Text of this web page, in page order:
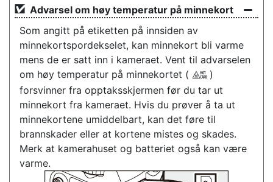
Advarsel om høy temperatur på minnekort
Som angitt på etiketten på innsiden av
minnekortspordekselet, kan minnekort bli varme
mens de er satt inn i kameraet. Vent til advarselen
om høy temperatur på minnekortet ( X )
forsvinner fra opptaksskjermen før du tar ut
minnekort fra kameraet. Hvis du prøver å ta ut
minnekortene umiddelbart, kan det føre til
brannskader eller at kortene mistes og skades.
Merk at kamerahuset og batteriet også kan være
varme.